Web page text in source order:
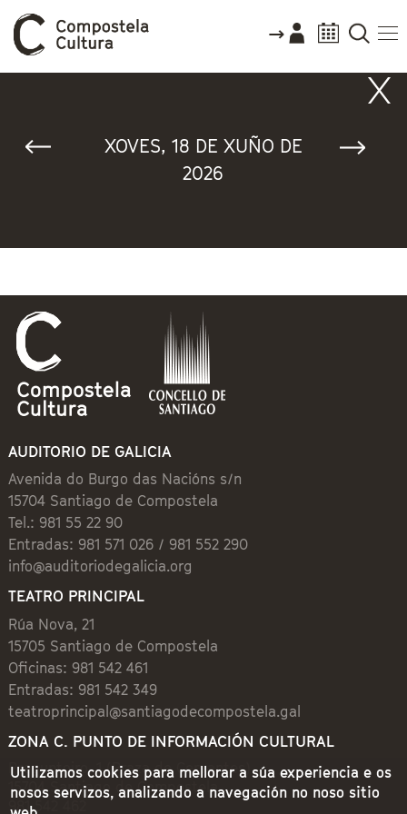
XOVES, 18 DE XUÑO DE
2026
AUDITORIO DE GALICIA
Avenida do Burgo das Nacións s/n
15704 Santiago de Compostela
Tel.: 981 55 22 90
Entradas: 981 571 026 / 981 552 290
info@auditoriodegalicia.org
TEATRO PRINCIPAL
Rúa Nova, 21
15705 Santiago de Compostela
Oficinas: 981 542 461
Entradas: 981 542 349
teatroprincipal@santiagodecompostela.gal
ZONA C. PUNTO DE INFORMACIÓN CULTURAL
Preguntoiro, 1 (Praza de Cervantes)
15704 Santiago de Compostela
981 542 462
Utilizamos cookies para mellorar a súa experiencia e os
nosos servizos, analizando a navegación no noso sitio